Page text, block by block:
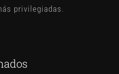
privilegiadas.